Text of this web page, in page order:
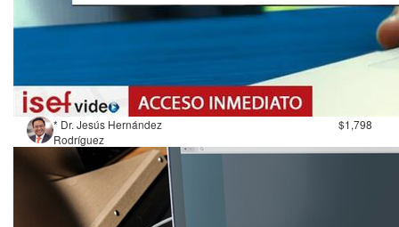
* Dr. Jesús Hernández
Rodríguez
$1,798